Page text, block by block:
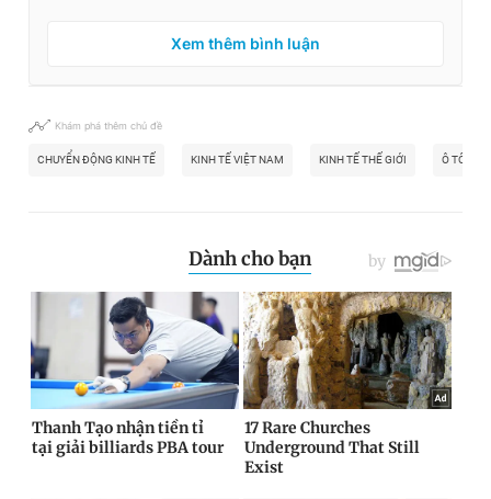
Xem thêm bình luận
Khám phá thêm chủ đề
CHUYỂN ĐỘNG KINH TẾ KINH TẾ VIỆT NAM KINH TẾ THẾ GIỚI Ô TÔ